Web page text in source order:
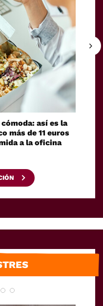
así es la
más de 11 euros
a la oficina